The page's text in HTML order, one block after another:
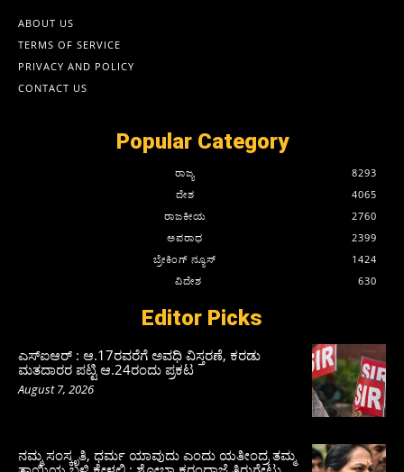
ABOUT US
TERMS OF SERVICE
PRIVACY AND POLICY
CONTACT US
Popular Category
ರಾಜ್ಯ
8293
ದೇಶ
4065
ರಾಜಕೀಯ
2760
ಅಪರಾಧ
2399
ಬ್ರೇಕಿಂಗ್ ನ್ಯೂಸ್
1424
ವಿದೇಶ
630
Editor Picks
ಎಸ್‌ಐಆರ್‌ : ಆ.17ರವರೆಗೆ ಅವಧಿ ವಿಸ್ತರಣೆ, ಕರಡು
ಮತದಾರರ ಪಟ್ಟಿ ಆ.24ರಂದು ಪ್ರಕಟ
August 7, 2026
ನಮ್ಮ ಸಂಸ್ಕೃತಿ, ಧರ್ಮ ಯಾವುದು ಎಂದು ಯತೀಂದ್ರ ತಮ್ಮ